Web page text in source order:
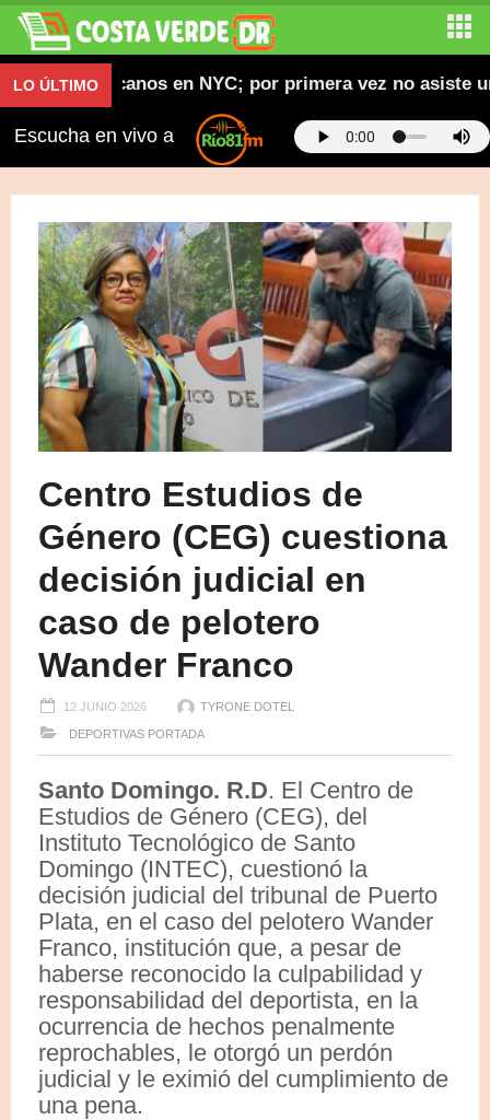
LO ÚLTIMO
dominicanos en NYC; por primera vez no asiste un
Escucha en vivo a
Centro Estudios de
Género (CEG) cuestiona
decisión judicial en
caso de pelotero
Wander Franco
12 JUNIO 2026 TYRONE DOTEL
DEPORTIVAS PORTADA
Santo Domingo. R.D. El Centro de
Estudios de Género (CEG), del
Instituto Tecnológico de Santo
Domingo (INTEC), cuestionó la
decisión judicial del tribunal de Puerto
Plata, en el caso del pelotero Wander
Franco, institución que, a pesar de
haberse reconocido la culpabilidad y
responsabilidad del deportista, en la
ocurrencia de hechos penalmente
reprochables, le otorgó un perdón
judicial y le eximió del cumplimiento de
una pena.